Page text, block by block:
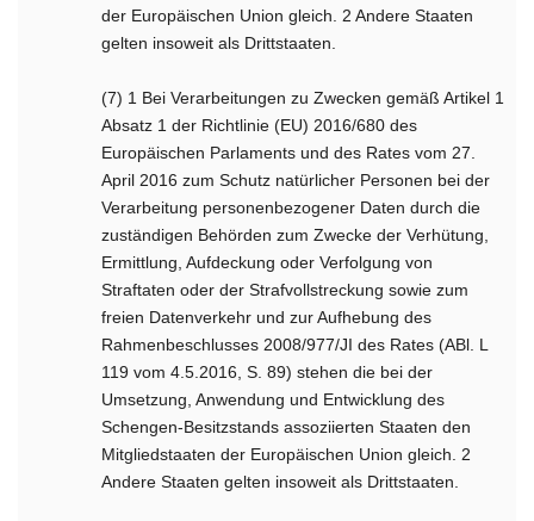
der Europäischen Union gleich. 2 Andere Staaten
gelten insoweit als Drittstaaten.
(7) 1 Bei Verarbeitungen zu Zwecken gemäß Artikel 1
Absatz 1 der Richtlinie (EU) 2016/680 des
Europäischen Parlaments und des Rates vom 27.
April 2016 zum Schutz natürlicher Personen bei der
Verarbeitung personenbezogener Daten durch die
zuständigen Behörden zum Zwecke der Verhütung,
Ermittlung, Aufdeckung oder Verfolgung von
Straftaten oder der Strafvollstreckung sowie zum
freien Datenverkehr und zur Aufhebung des
Rahmenbeschlusses 2008/977/JI des Rates (ABl. L
119 vom 4.5.2016, S. 89) stehen die bei der
Umsetzung, Anwendung und Entwicklung des
Schengen-Besitzstands assoziierten Staaten den
Mitgliedstaaten der Europäischen Union gleich. 2
Andere Staaten gelten insoweit als Drittstaaten.